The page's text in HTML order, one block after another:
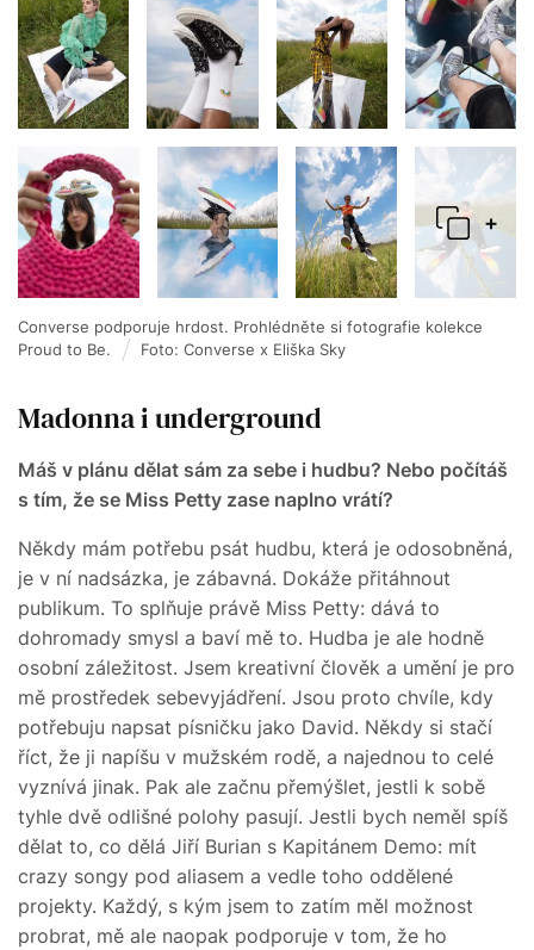
+
Converse podporuje hrdost. Prohlédněte si fotografie kolekce
Proud to Be.
Foto: Converse x Eliška Sky
Madonna i underground
Máš v plánu dělat sám za sebe i hudbu? Nebo počítáš
s tím, že se Miss Petty zase naplno vrátí?
Někdy mám potřebu psát hudbu, která je odosobněná,
je v ní nadsázka, je zábavná. Dokáže přitáhnout
publikum. To splňuje právě Miss Petty: dává to
dohromady smysl a baví mě to. Hudba je ale hodně
osobní záležitost. Jsem kreativní člověk a umění je pro
mě prostředek sebevyjádření. Jsou proto chvíle, kdy
potřebuju napsat písničku jako David. Někdy si stačí
říct, že ji napíšu v mužském rodě, a najednou to celé
vyznívá jinak. Pak ale začnu přemýšlet, jestli k sobě
tyhle dvě odlišné polohy pasují. Jestli bych neměl spíš
dělat to, co dělá Jiří Burian s Kapitánem Demo: mít
crazy songy pod aliasem a vedle toho oddělené
projekty. Každý, s kým jsem to zatím měl možnost
probrat, mě ale naopak podporuje v tom, že ho